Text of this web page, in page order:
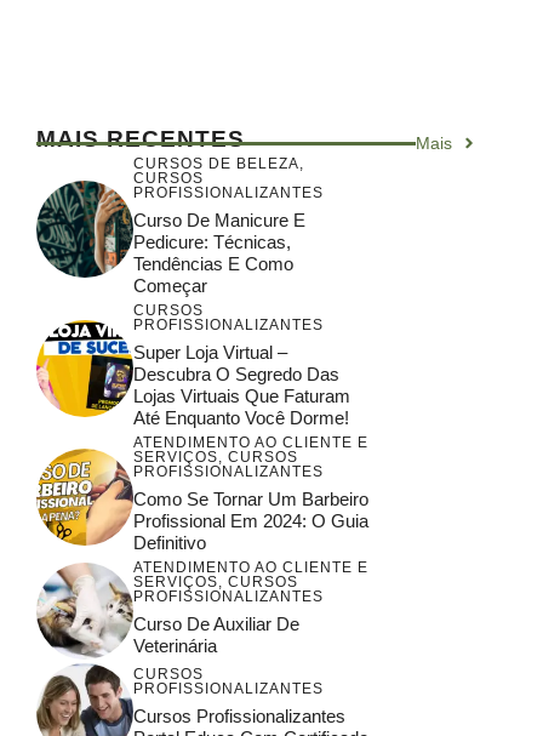
MAIS RECENTES Mais
CURSOS DE BELEZA
CURSOS
PROFISSIONALIZANTES
Curso De Manicure E
Pedicure: Técnicas,
Tendências E Como
Começar
CURSOS
PROFISSIONALIZANTES
Super Loja Virtual –
Descubra O Segredo Das
Lojas Virtuais Que Faturam
Até Enquanto Você Dorme!
ATENDIMENTO AO CLIENTE E
SERVIÇOS
CURSOS
PROFISSIONALIZANTES
Como Se Tornar Um Barbeiro
Profissional Em 2024: O Guia
Definitivo
ATENDIMENTO AO CLIENTE E
SERVIÇOS
CURSOS
PROFISSIONALIZANTES
Curso De Auxiliar De
Veterinária
CURSOS
PROFISSIONALIZANTES
Cursos Profissionalizantes